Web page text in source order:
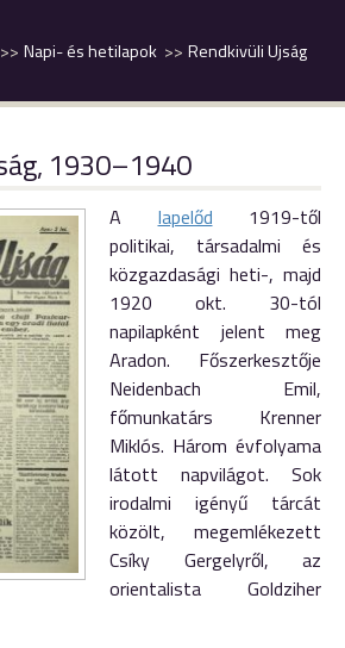
Rendkivüli Ujság
Napi- és hetilapok
1930–1940
A lapelőd 1919-től
politikai, társadalmi és
közgazdasági heti-, majd
1920 okt. 30-tól
napilapként jelent meg
Aradon. Főszerkesztője
Neidenbach Emil,
főmunkatárs Krenner
Miklós. Három évfolyama
látott napvilágot. Sok
irodalmi igényű tárcát
közölt, megemlékezett
Csíky Gergelyről, az
orientalista Goldziher